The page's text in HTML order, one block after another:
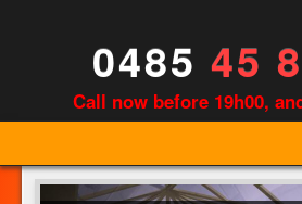
0485 45
Call now before 19h00,